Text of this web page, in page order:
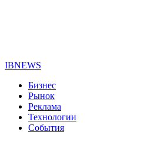
IBNEWS
Бизнес
Рынок
Реклама
Технологии
События